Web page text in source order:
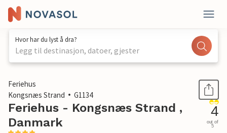
Hvor har du lyst å dra?
Legg til destinasjon, datoer, gjester
1 / 19
Feriehus
Kongsnæs Strand
G1134
Feriehus - Kongsnæs Strand ,
Danmark
4
out of
5